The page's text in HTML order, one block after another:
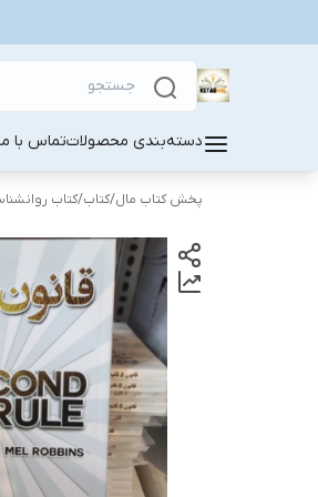
دسته‌بندی محصولاتتماس با
پخش کتاب مال/کتاب/کتاب